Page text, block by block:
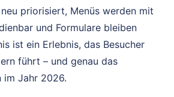
priorisiert, Menüs werden mit
und Formulare bleiben
ist ein Erlebnis, das Besucher
führt – und genau das
im Jahr 2026.